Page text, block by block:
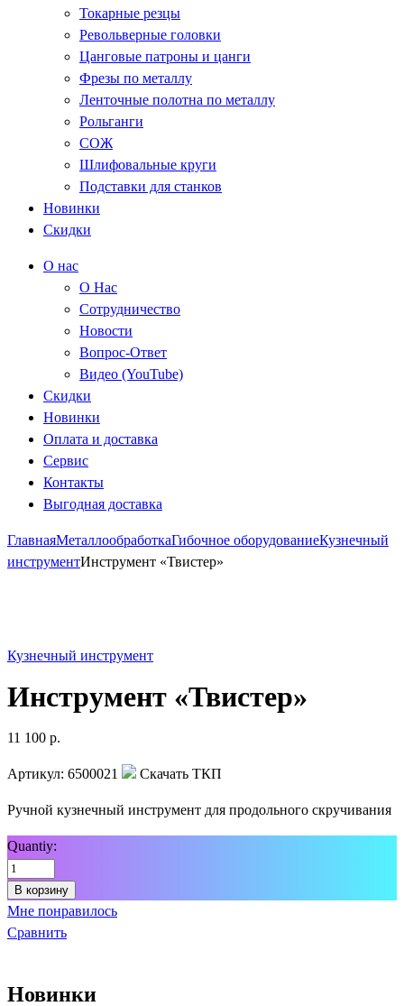
Токарные резцы
Револьверные головки
Цанговые патроны и цанги
Фрезы по металлу
Ленточные полотна по металлу
Рольганги
СОЖ
Шлифовальные круги
Подставки для станков
Новинки
Скидки
О нас
О Нас
Сотрудничество
Новости
Вопрос-Ответ
Видео (YouTube)
Скидки
Новинки
Оплата и доставка
Сервис
Контакты
Выгодная доставка
ГлавнаяМеталлообработкаГибочное оборудованиеКузнечный
инструментИнструмент «Твистер»
Кузнечный инструмент
Инструмент «Твистер»
11 100 р.
Артикул: 6500021 Скачать ТКП
Ручной кузнечный инструмент для продольного скручивания
Quantiy:
В корзину
Мне понравилось
Сравнить
Новинки